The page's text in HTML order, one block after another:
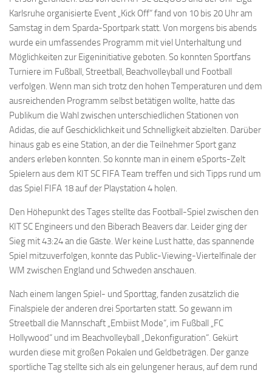
Karlsruhe organisierte Event „Kick Off“ fand von 10 bis 20 Uhr am
Samstag in dem Sparda-Sportpark statt. Von morgens bis abends
wurde ein umfassendes Programm mit viel Unterhaltung und
Möglichkeiten zur Eigeninitiative geboten. So konnten Sportfans
Turniere im Fußball, Streetball, Beachvolleyball und Football
verfolgen. Wenn man sich trotz den hohen Temperaturen und dem
ausreichenden Programm selbst betätigen wollte, hatte das
Publikum die Wahl zwischen unterschiedlichen Stationen von
Adidas, die auf Geschicklichkeit und Schnelligkeit abzielten. Darüber
hinaus gab es eine Station, an der die Teilnehmer Sport ganz
anders erleben konnten. So konnte man in einem eSports-Zelt
Spielern aus dem KIT SC FIFA Team treffen und sich Tipps rund um
das Spiel FIFA 18 auf der Playstation 4 holen.
Den Höhepunkt des Tages stellte das Football-Spiel zwischen den
KIT SC Engineers und den Biberach Beavers dar. Leider ging der
Sieg mit 43:24 an die Gäste. Wer keine Lust hatte, das spannende
Spiel mitzuverfolgen, konnte das Public-Viewing-Viertelfinale der
WM zwischen England und Schweden anschauen.
Nach einem langen Spiel- und Sporttag, fanden zusätzlich die
Finalspiele der anderen drei Sportarten statt. So gewann im
Streetball die Mannschaft „Embiist Mode“, im Fußball „FC
Hollywood“ und im Beachvolleyball „Dekonfiguration“. Gekürt
wurden diese mit großen Pokalen und Geldbeträgen. Der ganze
sportliche Tag stellte sich als ein gelungener heraus, auf dem rund